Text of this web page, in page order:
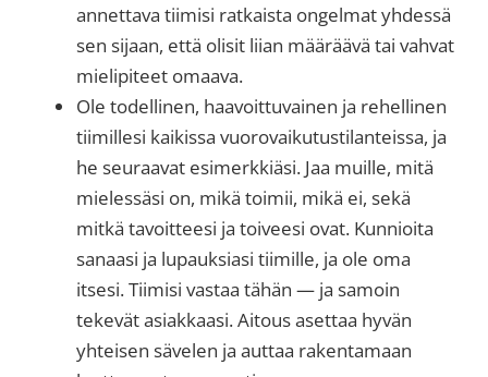
annettava tiimisi ratkaista ongelmat yhdessä
sen sijaan, että olisit liian määräävä tai vahvat
mielipiteet omaava.
Ole todellinen, haavoittuvainen ja rehellinen
tiimillesi kaikissa vuorovaikutustilanteissa, ja
he seuraavat esimerkkiäsi. Jaa muille, mitä
mielessäsi on, mikä toimii, mikä ei, sekä
mitkä tavoitteesi ja toiveesi ovat. Kunnioita
sanaasi ja lupauksiasi tiimille, ja ole oma
itsesi. Tiimisi vastaa tähän — ja samoin
tekevät asiakkaasi. Aitous asettaa hyvän
yhteisen sävelen ja auttaa rakentamaan